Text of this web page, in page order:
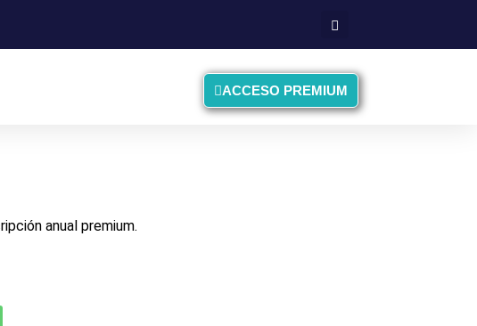
ACCESO PREMIUM
anual premium.